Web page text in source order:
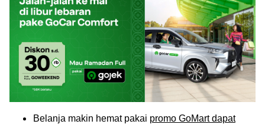
Belanja makin hemat pakai promo GoMart dapat